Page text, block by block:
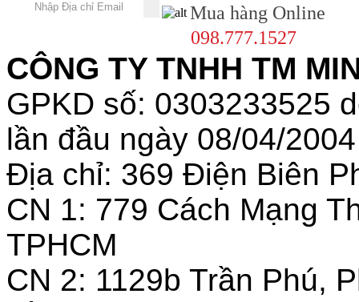
Mua hàng Online
098.777.1527
CÔNG TY TNHH TM
GPKD số: 0303233525
lần đầu ngày 08/04/2004
Địa chỉ: 369 Điện Biên
CN 1: 779 Cách Mạng
TPHCM
CN 2: 1129b Trần Phú,